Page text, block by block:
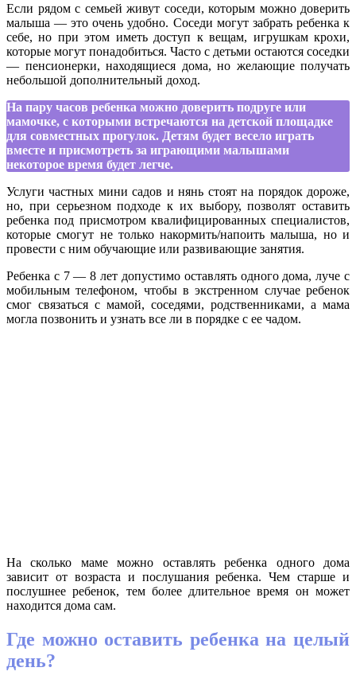
Если рядом с семьей живут соседи, которым можно доверить
малыша — это очень удобно. Соседи могут забрать ребенка к
себе, но при этом иметь доступ к вещам, игрушкам крохи,
которые могут понадобиться. Часто с детьми остаются соседки
— пенсионерки, находящиеся дома, но желающие получать
небольшой дополнительный доход.
На пару часов ребенка можно доверить подруге или
мамочке, с которыми встречаются на детской площадке
для совместных прогулок. Детям будет весело играть
вместе и присмотреть за играющими малышами
некоторое время будет легче.
Услуги частных мини садов и нянь стоят на порядок дороже,
но, при серьезном подходе к их выбору, позволят оставить
ребенка под присмотром квалифицированных специалистов,
которые смогут не только накормить/напоить малыша, но и
провести с ним обучающие или развивающие занятия.
Ребенка с 7 — 8 лет допустимо оставлять одного дома, луче с
мобильным телефоном, чтобы в экстренном случае ребенок
смог связаться с мамой, соседями, родственниками, а мама
могла позвонить и узнать все ли в порядке с ее чадом.
На сколько маме можно оставлять ребенка одного дома
зависит от возраста и послушания ребенка. Чем старше и
послушнее ребенок, тем более длительное время он может
находится дома сам.
Где можно оставить ребенка на целый
день?